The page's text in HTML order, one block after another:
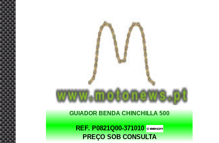
GUIADOR BENDA CHINCHILLA 500
REF. P0821Q00-371010
PREÇO SOB CONSULTA